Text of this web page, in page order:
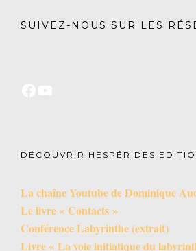
SUIVEZ-NOUS SUR LES
DÉCOUVRIR HESPÉRIDES
La chaîne Youtube de Dominique
Le livre « Contacts »
Conférence Labyrinthe (extrait)
Livre « La voie initiatique du